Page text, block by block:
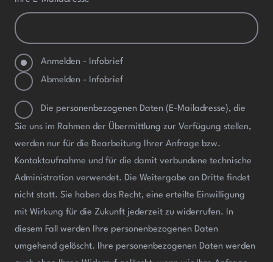
Anmelden - Infobrief
Abmelden - Infobrief
Die personenbezogenen Daten (E-Mailadresse), die
Sie uns im Rahmen der Übermittlung zur Verfügung stellen,
werden nur für die Bearbeitung Ihrer Anfrage bzw.
Kontaktaufnahme und für die damit verbundene technische
Administration verwendet. Die Weitergabe an Dritte findet
nicht statt. Sie haben das Recht, eine erteilte Einwilligung
mit Wirkung für die Zukunft jederzeit zu widerrufen. In
diesem Fall werden Ihre personenbezogenen Daten
umgehend gelöscht. Ihre personenbezogenen Daten werden